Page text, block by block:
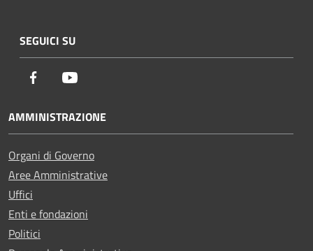
SEGUICI SU
Facebook
AMMINISTRAZIONE
Organi di Governo
Aree Amministrative
Uffici
Enti e fondazioni
Politici